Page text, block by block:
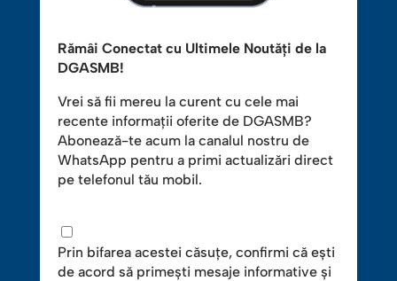
Rămâi Conectat cu Ultimele Noutăți de la
DGASMB!
Vrei să fii mereu la curent cu cele mai
recente informații oferite de DGASMB?
Abonează-te acum la canalul nostru de
WhatsApp pentru a primi actualizări direct
pe telefonul tău mobil.
Prin bifarea acestei căsuțe, confirmi că ești
de acord să primești mesaje informative și